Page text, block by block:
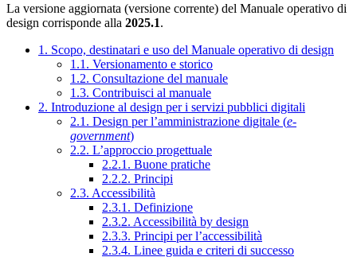
La versione aggiornata (versione corrente) del Manuale operativo di
design corrisponde alla 2025.1.
1. Scopo, destinatari e uso del Manuale operativo di design
1.1. Versionamento e storico
1.2. Consultazione del manuale
1.3. Contribuisci al manuale
2. Introduzione al design per i servizi pubblici digitali
2.1. Design per l’amministrazione digitale (e-
government)
2.2. L’approccio progettuale
2.2.1. Buone pratiche
2.2.2. Principi
2.3. Accessibilità
2.3.1. Definizione
2.3.2. Accessibilità by design
2.3.3. Principi per l’accessibilità
2.3.4. Linee guida e criteri di successo